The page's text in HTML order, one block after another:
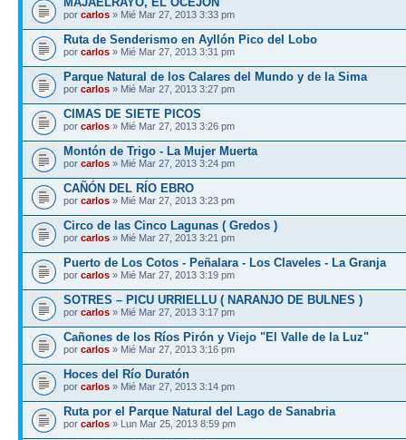
por carlos » Mié Mar 27, 2013 3:33 pm
Ruta de Senderismo en Ayllón Pico del Lobo
por carlos » Mié Mar 27, 2013 3:31 pm
Parque Natural de los Calares del Mundo y de la Sima
por carlos » Mié Mar 27, 2013 3:27 pm
CIMAS DE SIETE PICOS
por carlos » Mié Mar 27, 2013 3:26 pm
Montón de Trigo - La Mujer Muerta
por carlos » Mié Mar 27, 2013 3:24 pm
CAÑÓN DEL RÍO EBRO
por carlos » Mié Mar 27, 2013 3:23 pm
Circo de las Cinco Lagunas ( Gredos )
por carlos » Mié Mar 27, 2013 3:21 pm
Puerto de Los Cotos - Peñalara - Los Claveles - La Granja
por carlos » Mié Mar 27, 2013 3:19 pm
SOTRES – PICU URRIELLU ( NARANJO DE BULNES )
por carlos » Mié Mar 27, 2013 3:17 pm
Cañones de los Ríos Pirón y Viejo "El Valle de la Luz"
por carlos » Mié Mar 27, 2013 3:16 pm
Hoces del Río Duratón
por carlos » Mié Mar 27, 2013 3:14 pm
Ruta por el Parque Natural del Lago de Sanabria
por carlos » Lun Mar 25, 2013 8:59 pm